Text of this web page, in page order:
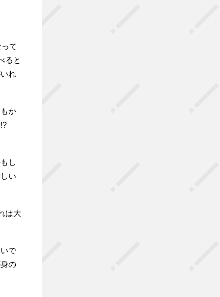
て
ると
れ
か
し
い
は大
で
の